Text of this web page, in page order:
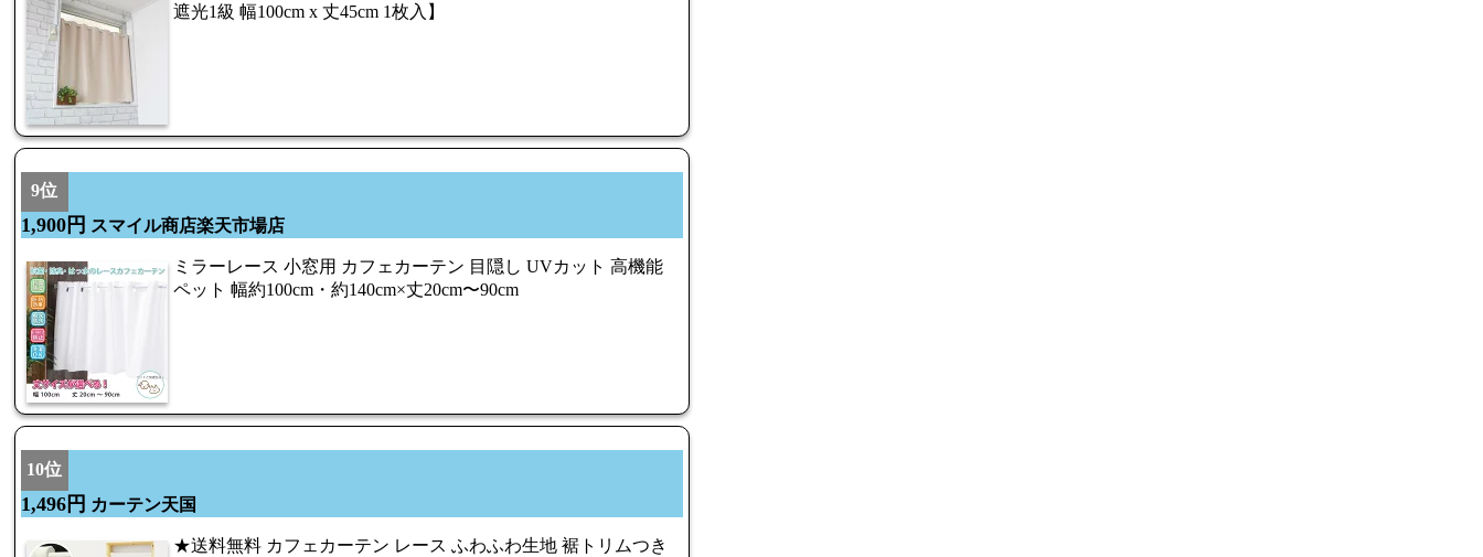
遮光1級 幅100cm x 丈45cm 1枚入】
9位
1,900円 スマイル商店楽天市場店
ミラーレース 小窓用 カフェカーテン 目隠し UVカット 高機能
ペット 幅約100cm・約140cm×丈20cm〜90cm
10位
1,496円 カーテン天国
★送料無料 カフェカーテン レース ふわふわ生地 裾トリムつき